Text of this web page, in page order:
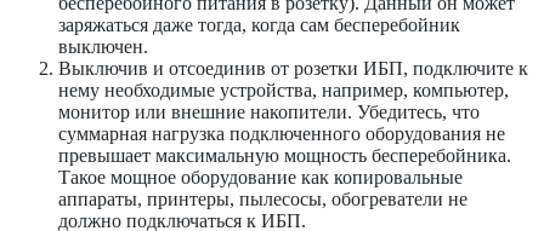
заряжаться даже тогда, когда сам бесперебойник
выключен.
Выключив и отсоединив от розетки ИБП, подключите к
нему необходимые устройства, например, компьютер,
монитор или внешние накопители. Убедитесь, что
суммарная нагрузка подключенного оборудования не
превышает максимальную мощность бесперебойника.
Такое мощное оборудование как копировальные
аппараты, принтеры, пылесосы, обогреватели не
должно подключаться к ИБП.